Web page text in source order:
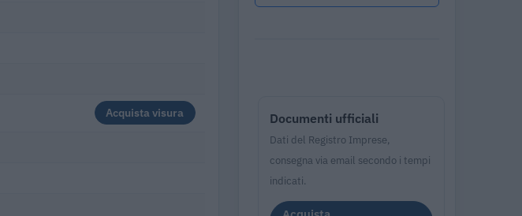
Acquista visura Documenti ufficiali
Dati del Registro Imprese,
consegna via email secondo i tempi
indicati.